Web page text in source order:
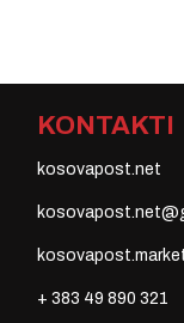
KONTAKTI
kosovapost.net
+ 383 49 890 321